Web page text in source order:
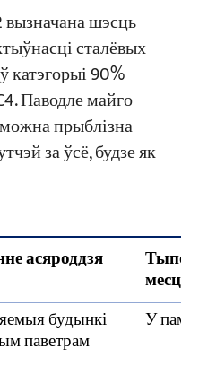
стандартнага
крана?
самую
ад
ці
сістэмы
вытворцам?
можа
іржы?
шэсць
сталёвых
катэгорыі 90%
Паводле майго
можна прыблізна
за ўсё, будзе як
асяроддзя
будынкі
паветрам
У